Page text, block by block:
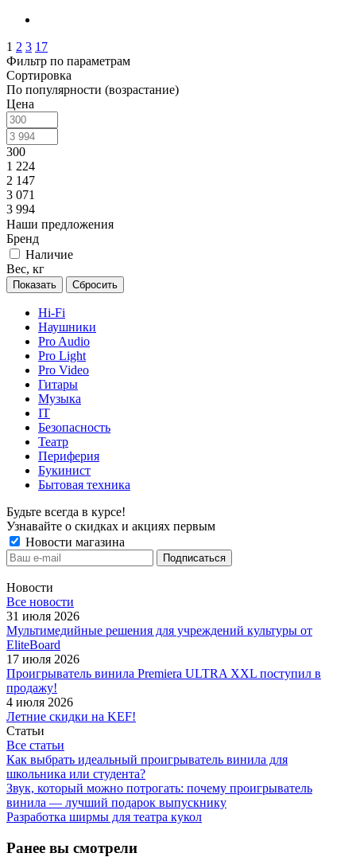
1 2 3 17
Фильтр по параметрам
Сортировка
По популярности (возрастание)
Цена
300
1 224
2 147
3 071
3 994
Наши предложения
Бренд
Наличие
Вес, кг
Сбросить
Hi-Fi
Наушники
Pro Audio
Pro Light
Pro Video
Гитары
Музыка
IT
Безопасность
Театр
Периферия
Букинист
Бытовая техника
Будьте всегда в курсе!
Узнавайте о скидках и акциях первым
Новости магазина
Новости
Все новости
31 июля 2026
Мультимедийные решения для учреждений культуры от
EliteBoard
17 июля 2026
Проигрыватель винила Premiera ULTRA XXL поступил в
продажу!
4 июля 2026
Летние скидки на KEF!
Статьи
Все статьи
Как выбрать идеальный проигрыватель винила для
школьника или студента?
Звук, который можно потрогать: почему проигрыватель
винила — лучший подарок выпускнику
Разработка ширмы для театра кукол
Ранее вы смотрели